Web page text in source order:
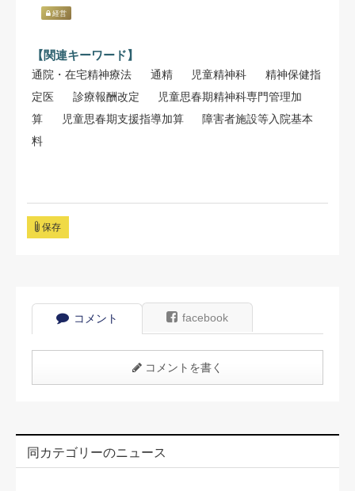
経営
【関連キーワード】
通院・在宅精神療法 通精 児童精神科
精神保健指
定医
診療報酬改定
児童思春期精神科専門管理加
算
児童思春期支援指導加算
障害者施設等入院基本
料
保存
コメント facebook
コメントを書く
同カテゴリーのニュース